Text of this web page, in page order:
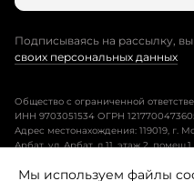
Подписываясь на рассылку, вы
своих персональных данных
Общество с ограниченной
ИНН 9703051534 ОГРН
Адрес местонахождения: 119019, г.
Арбат, ул. Арбат, д.11, этаж 2,
Мы используем файлы